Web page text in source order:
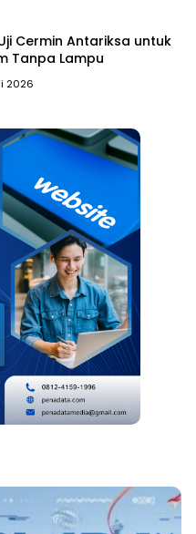
Cermin Antariksa untuk
Tanpa Lampu
2026